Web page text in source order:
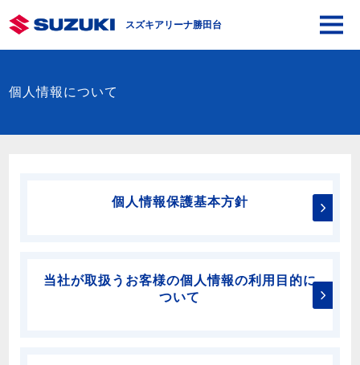
スズキアリーナ勝田台
個人情報について
個人情報保護基本方針
当社が取扱うお客様の個人情報の利用目的に
ついて